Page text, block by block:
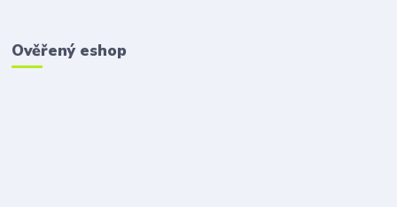
Ověřený eshop